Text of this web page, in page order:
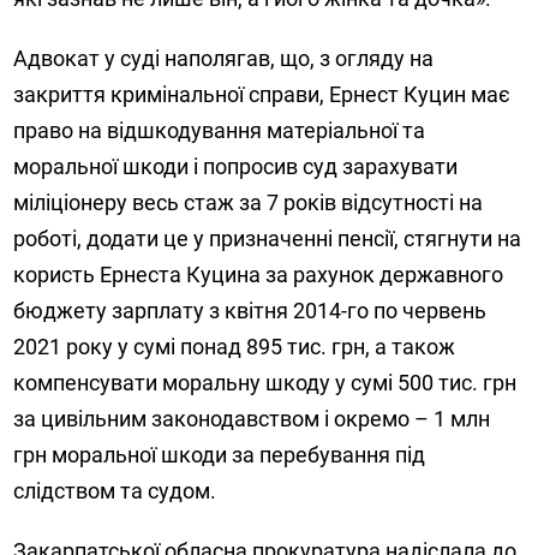
Адвокат у суді наполягав, що, з огляду на
закриття кримінальної справи, Ернест Куцин має
право на відшкодування матеріальної та
моральної шкоди і попросив суд зарахувати
міліціонеру весь стаж за 7 років відсутності на
роботі, додати це у призначенні пенсії, стягнути на
користь Ернеста Куцина за рахунок державного
бюджету зарплату з квітня 2014-го по червень
2021 року у сумі понад 895 тис. грн, а також
компенсувати моральну шкоду у сумі 500 тис. грн
за цивільним законодавством і окремо – 1 млн
грн моральної шкоди за перебування під
слідством та судом.